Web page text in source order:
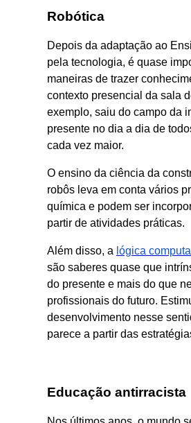
Robótica
Depois da adaptação ao
pela tecnologia, é quase
maneiras de trazer
contexto presencial da sala
exemplo, saiu do campo da
presente no dia a dia de
cada vez maior.
O ensino da ciência da
robôs leva em conta vários
química e podem ser
partir de atividades práticas.
Além disso, a lógica
são saberes quase que
do presente e mais do que
profissionais do futuro.
desenvolvimento nesse
parece a partir das
Educação antirracista